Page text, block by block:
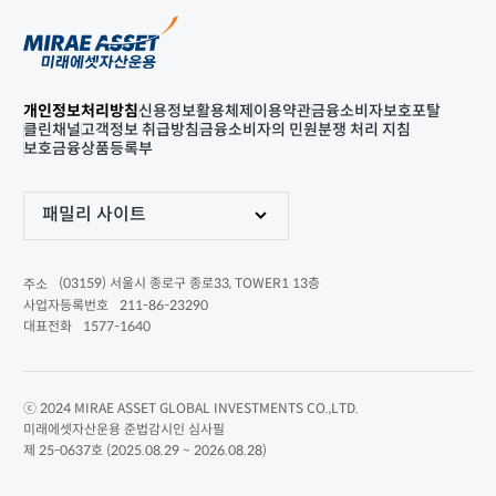
개인정보처리방침신용정보활용체제 이용약관금융소비자보호포탈
클린채널고객정보 취급방침금융소비자의 민원분쟁 처리 지침
보호금융상품등록부
패밀리 사이트
주소
(03159) 서울시 종로구 종로33, TOWER1 13층
사업자등록번호
211-86-23290
대표전화
1577-1640
ⓒ 2024 MIRAE ASSET GLOBAL INVESTMENTS CO.,LTD.
미래에셋자산운용 준법감시인 심사필
제 25-0637호 (2025.08.29 ~ 2026.08.28)